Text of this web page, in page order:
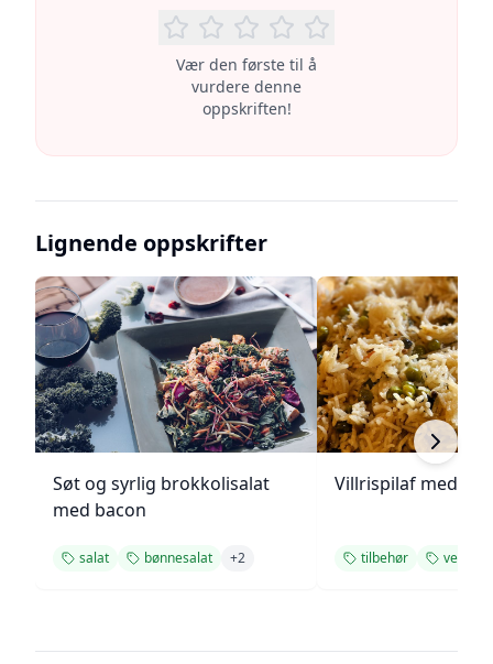
Vær den første til å
vurdere denne
oppskriften!
Lignende oppskrifter
Søt og syrlig brokkolisalat
med bacon
salat bønnesalat +2
Villrispilaf med
tilbehør vegetar